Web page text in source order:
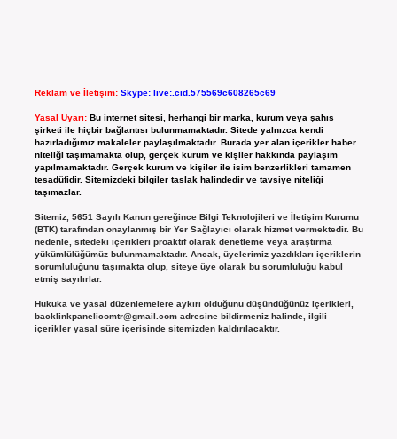
Reklam ve İletişim: Skype: live:.cid.575569c608265c69
Yasal Uyarı: Bu internet sitesi, herhangi bir marka, kurum veya şahıs
şirketi ile hiçbir bağlantısı bulunmamaktadır. Sitede yalnızca kendi
hazırladığımız makaleler paylaşılmaktadır. Burada yer alan içerikler haber
niteliği taşımamakta olup, gerçek kurum ve kişiler hakkında paylaşım
yapılmamaktadır. Gerçek kurum ve kişiler ile isim benzerlikleri tamamen
tesadüfidir. Sitemizdeki bilgiler taslak halindedir ve tavsiye niteliği
taşımazlar.
Sitemiz, 5651 Sayılı Kanun gereğince Bilgi Teknolojileri ve İletişim Kurumu
(BTK) tarafından onaylanmış bir Yer Sağlayıcı olarak hizmet vermektedir. Bu
nedenle, sitedeki içerikleri proaktif olarak denetleme veya araştırma
yükümlülüğümüz bulunmamaktadır. Ancak, üyelerimiz yazdıkları içeriklerin
sorumluluğunu taşımakta olup, siteye üye olarak bu sorumluluğu kabul
etmiş sayılırlar.
Hukuka ve yasal düzenlemelere aykırı olduğunu düşündüğünüz içerikleri,
backlinkpanelicomtr@gmail.comadresine bildirmeniz halinde, ilgili
içerikler yasal süre içerisinde sitemizden kaldırılacaktır.